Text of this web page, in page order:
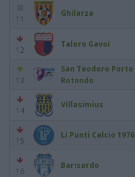
11
Ghilarza
12
Taloro Gavoi
13
San Teodoro Porto
Rotondo
14
Villasimius
15
Li Punti Calcio 1976
16
Barisardo